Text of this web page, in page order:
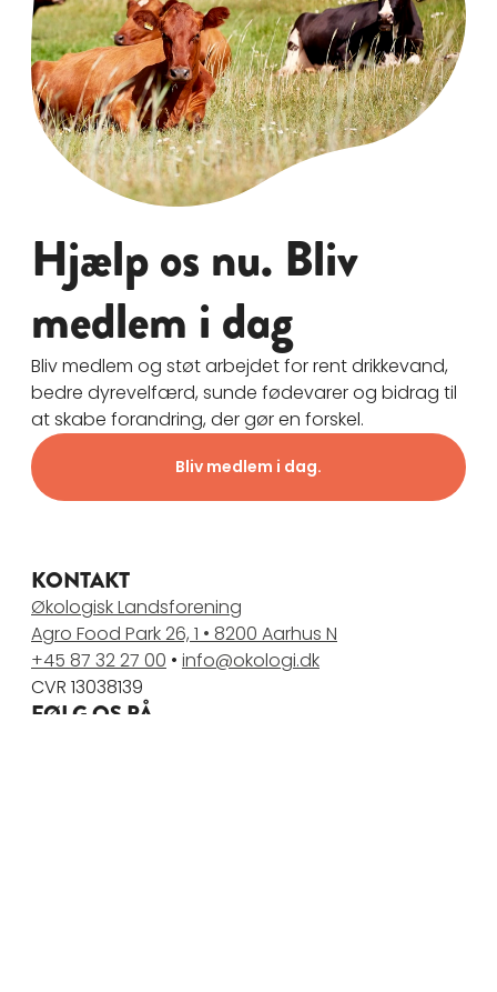
Hjælp os nu. Bliv
medlem i dag
Bliv medlem og støt arbejdet for rent drikkevand,
bedre dyrevelfærd, sunde fødevarer og bidrag til
at skabe forandring, der gør en forskel.
Bliv medlem i dag.
KONTAKT
Økologisk Landsforening
Agro Food Park 26, 1 • 8200 Aarhus N
+45 87 32 27 00 • info@okologi.dk
CVR 13038139
FØLG OS PÅ